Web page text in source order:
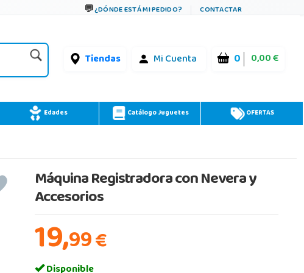
¿DÓNDE ESTÁ MI PEDIDO? CONTACTAR
Tiendas Mi Cuenta 0 0,00 €
Edades Catálogo Juguetes OFERTAS
Máquina Registradora con Nevera y
Accesorios
19,99€